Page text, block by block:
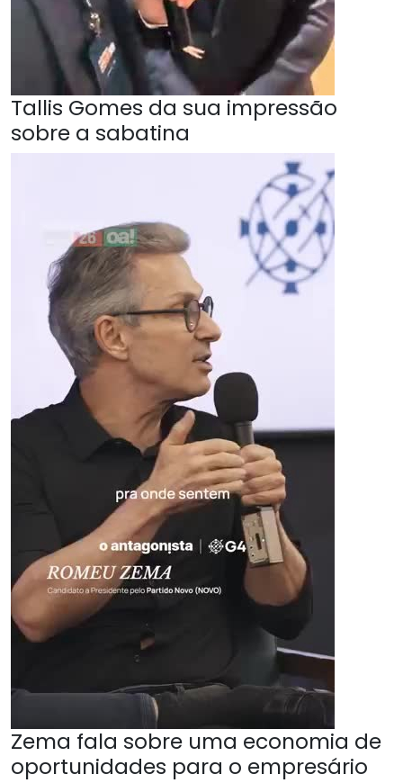
Tallis Gomes da sua impressão
sobre a sabatina
Zema fala sobre uma economia de
oportunidades para o empresário